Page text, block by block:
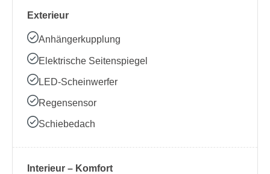
Exterieur
Anhängerkupplung
Elektrische Seitenspiegel
LED-Scheinwerfer
Regensensor
Schiebedach
Interieur – Komfort